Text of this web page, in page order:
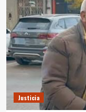
Justicia